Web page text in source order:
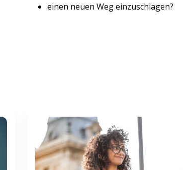
einen neuen Weg einzuschlagen?